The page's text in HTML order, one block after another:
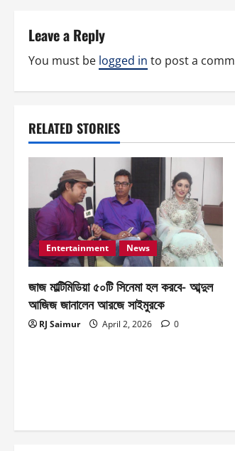
t
n
a
v
i
a
t
i
o
n
Leave a Reply
You must be logged in to post a
RELATED STORIES
Entertainment News
জাজ মাল্টিমিডিয়া ৫০টি সিনেমা হল করবে- আব্দুল
আজিজ জানালেন আরজে সাইমুরকে
RJ Saimur April 2, 2026 0